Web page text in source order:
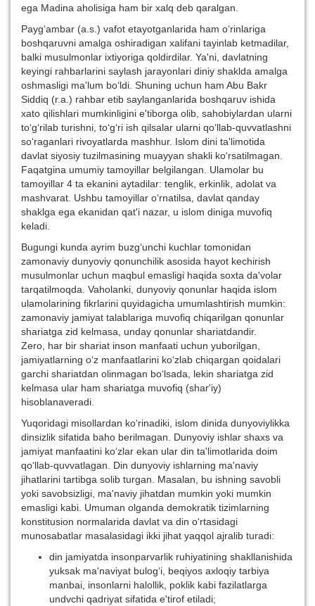
ega Madina aholisiga ham bir xalq deb qaralgan.
Payg‘ambar (a.s.) vafot etayotganlarida ham o‘rinlariga
boshqaruvni amalga oshiradigan xalifani tayinlab ketmadilar,
balki musulmonlar ixtiyoriga qoldirdilar. Ya'ni, davlatning
keyingi rahbarlarini saylash jarayonlari diniy shaklda amalga
oshmasligi ma'lum bo‘ldi. Shuning uchun ham Abu Bakr
Siddiq (r.a.) rahbar etib saylanganlarida boshqaruv ishida
xato qilishlari mumkinligini e'tiborga olib, sahobiylardan ularni
to‘g‘rilab turishni, to‘g‘ri ish qilsalar ularni qo‘llab-quvvatlashni
so‘raganlari rivoyatlarda mashhur. Islom dini ta'limotida
davlat siyosiy tuzilmasining muayyan shakli ko‘rsatilmagan.
Faqatgina umumiy tamoyillar belgilangan. Ulamolar bu
tamoyillar 4 ta ekanini aytadilar: tenglik, erkinlik, adolat va
mashvarat. Ushbu tamoyillar o‘rnatilsa, davlat qanday
shaklga ega ekanidan qat'i nazar, u islom diniga muvofiq
keladi.
Bugungi kunda ayrim buzg‘unchi kuchlar tomonidan
zamonaviy dunyoviy qonunchilik asosida hayot kechirish
musulmonlar uchun maqbul emasligi haqida soxta da'volar
tarqatilmoqda. Vaholanki, dunyoviy qonunlar haqida islom
ulamolarining fikrlarini quyidagicha umumlashtirish mumkin:
zamonaviy jamiyat talablariga muvofiq chiqarilgan qonunlar
shariatga zid kelmasa, unday qonunlar shariatdandir.
Zero, har bir shariat inson manfaati uchun yuborilgan,
jamiyatlarning o‘z manfaatlarini ko‘zlab chiqargan qoidalari
garchi shariatdan olinmagan bo‘lsada, lekin shariatga zid
kelmasa ular ham shariatga muvofiq (shar'iy)
hisoblanaveradi.
Yuqoridagi misollardan ko‘rinadiki, islom dinida dunyoviylikka
dinsizlik sifatida baho berilmagan. Dunyoviy ishlar shaxs va
jamiyat manfaatini ko‘zlar ekan ular din ta'limotlarida doim
qo‘llab-quvvatlagan. Din dunyoviy ishlarning ma'naviy
jihatlarini tartibga solib turgan. Masalan, bu ishning savobli
yoki savobsizligi, ma'naviy jihatdan mumkin yoki mumkin
emasligi kabi. Umuman olganda demokratik tizimlarning
konstitusion normalarida davlat va din o‘rtasidagi
munosabatlar masalasidagi ikki jihat yaqqol ajralib turadi:
din jamiyatda insonparvarlik ruhiyatining shakllanishida
yuksak ma'naviyat bulog‘i, beqiyos axloqiy tarbiya
manbai, insonlarni halollik, poklik kabi fazilatlarga
undvchi qadriyat sifatida e'tirof etiladi;